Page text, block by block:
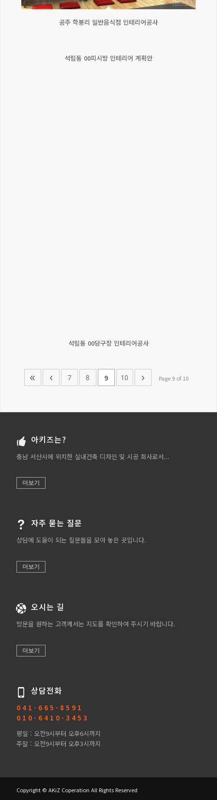
공주 학봉리 일반음식점 인테리어공사
석림동 00피시방 인테리어 계획안
석림동 00당구장 인테리어공사
Page 9 of 10
« ‹ 7 8 9 10 ›
아키즈는?
충남 서산시에 위치한 실내건축 디자인 및 시공 회사로서...
더보기
자주 묻는 질문
상담에 도움이 되는 질문들을 모아 놓은 곳입니다.
더보기
오시는 길
방문을 원하는 고객께서는 지도를 확인하여 주시기 바랍니다.
더보기
상담전화
0 4 1 - 6 6 5 - 8 5 9 1
0 1 0 - 6 4 1 0 - 3 4 5 3
평일 : 오전9시부터 오후6시까지
주말 : 오전9시부터 오후3시까지
Copyright © AKiZ Coperation All Rights Reserved